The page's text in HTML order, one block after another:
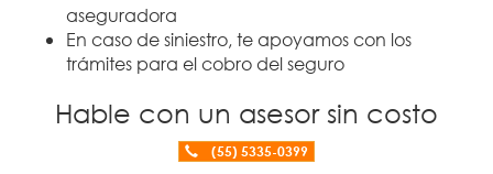
aseguradora
En caso de siniestro, te apoyamos con los
trámites para el cobro del seguro
Hable con un asesor sin costo
(55) 5335-0399